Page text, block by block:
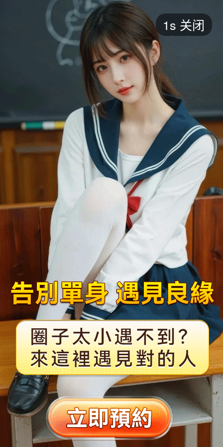
短剧
最热 添加 评分
都市 甜宠 逆袭 玄幻
2025 2024 2023 2022
全部 大陆 香港 台湾 美国 韩国 日本
1s 关闭